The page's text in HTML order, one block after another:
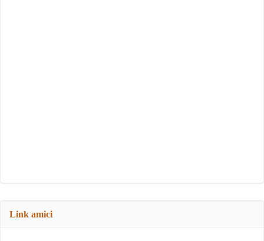
Link amici